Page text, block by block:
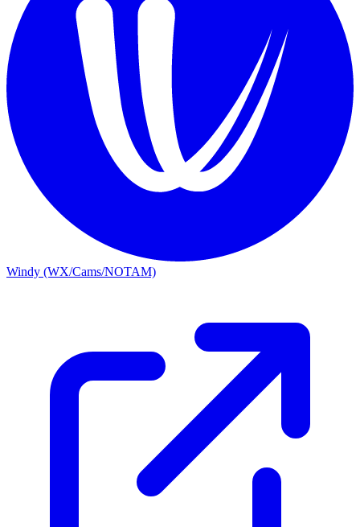
Windy (WX/Cams/NOTAM)